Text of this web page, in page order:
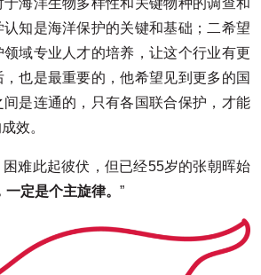
知是海洋保护的关键和基础；二希望
域专业人才的培养，让这个行业有更
也是最重要的，他希望见到更多的国
间是连通的，只有各国联合保护，才能
效。
难此起彼伏，但已经55岁的张朝晖始
定是个主旋律。 ”